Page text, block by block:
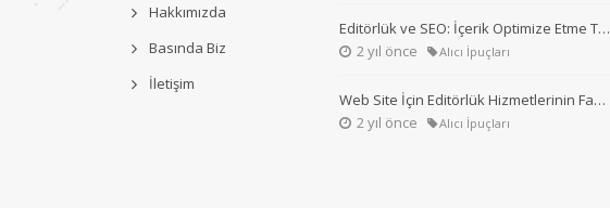
Hakkımızda
Basında Biz
İletişim
Editörlük ve SEO: İçerik Optimize Etme T…
2 yıl önce
Alıcı İpuçları
Web Site İçin Editörlük Hizmetlerinin Fa…
2 yıl önce
Alıcı İpuçları